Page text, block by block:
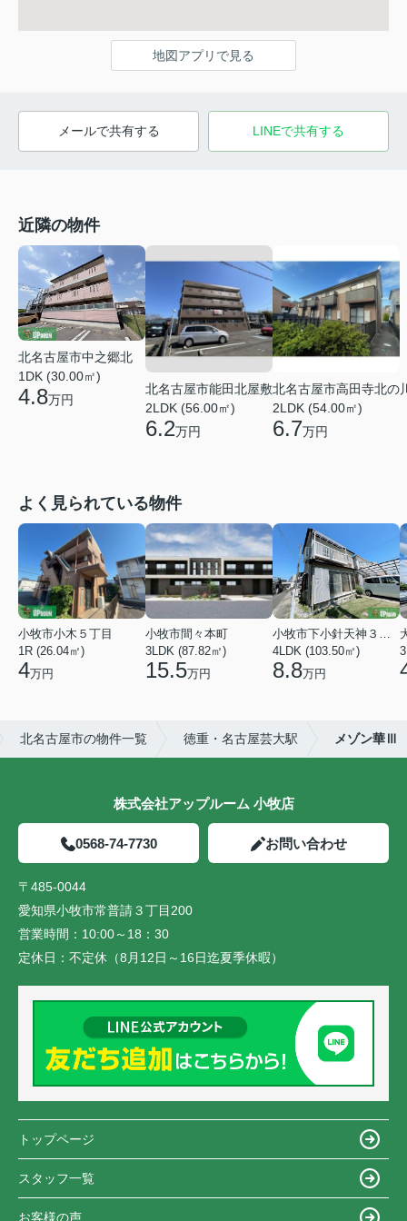
地図アプリで見る
メールで共有する LINEで共有する
近隣の物件
北名古屋市中之郷北
1DK (30.00㎡)
4.8万円
北名古屋市能田北屋敷
2LDK (56.00㎡)
6.2万円
北名古屋市高田寺北の
2LDK (54.00㎡)
6.7万円
よく見られている物件
小牧市小木５丁目
1R (26.04㎡)
4万円
小牧市間々本町
3LDK (87.82㎡)
15.5万円
小牧市下小針天神３丁目
4LDK (103.50㎡)
8.8万円
北名古屋市の物件一覧 徳重・名古屋芸大駅 メゾン華Ⅲ
株式会社アップルーム 小牧店
0568-74-7730 お問い合わせ
〒485-0044
愛知県小牧市常普請３丁目200
営業時間： 10:00～18：30
定休日： 不定休（8月12日～16日迄夏季休暇）
トップページ
スタッフ一覧
お客様の声